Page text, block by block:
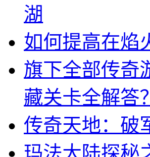
湖
如何提高在焰
旗下全部传奇
藏关卡全解答？
传奇天地：破